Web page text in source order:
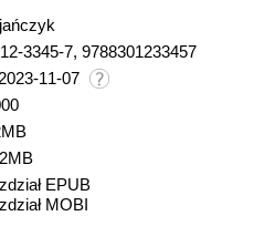
3345-7, 9788301233457
2023-11-07
EPUB
MOBI